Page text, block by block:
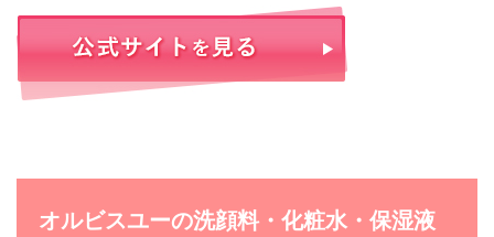
オルビスユーの洗顔料・化粧水・保湿液